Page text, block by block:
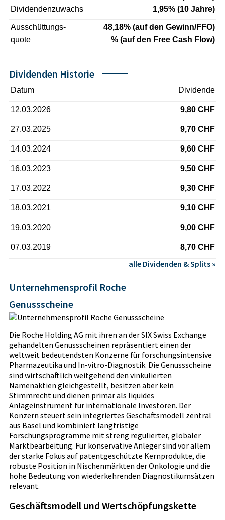
Dividendenzuwachs
1,95% (10 Jahre)
Ausschüttungs-
48,18% (auf den Gewinn/FFO)
quote
% (auf den Free Cash Flow)
Dividenden Historie
Datum Dividende
12.03.2026 9,80 CHF
27.03.2025 9,70 CHF
14.03.2024 9,60 CHF
16.03.2023 9,50 CHF
17.03.2022 9,30 CHF
18.03.2021 9,10 CHF
19.03.2020 9,00 CHF
07.03.2019 8,70 CHF
alle Dividenden & Splits »
Unternehmensprofil Roche
Genussscheine
Die Roche Holding AG mit ihren an der SIX Swiss Exchange
gehandelten Genussscheinen repräsentiert einen der
weltweit bedeutendsten Konzerne für forschungsintensive
Pharmazeutika und In-vitro-Diagnostik. Die Genussscheine
sind wirtschaftlich weitgehend den vinkulierten
Namenaktien gleichgestellt, besitzen aber kein
Stimmrecht und dienen primär als liquides
Anlageinstrument für internationale Investoren. Der
Konzern steuert sein integriertes Geschäftsmodell zentral
aus Basel und kombiniert langfristige
Forschungsprogramme mit streng regulierter, globaler
Marktbearbeitung. Für konservative Anleger sind vor allem
der starke Fokus auf patentgeschützte Kernprodukte, die
robuste Position in Nischenmärkten der Onkologie und die
hohe Bedeutung von wiederkehrenden Diagnostikumsätzen
relevant.
Geschäftsmodell und Wertschöpfungskette